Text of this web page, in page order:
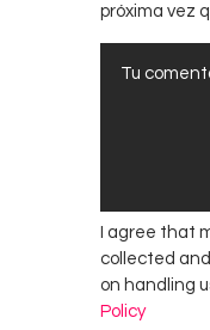
próxima vez
I agree that
collected
on handling
Policy